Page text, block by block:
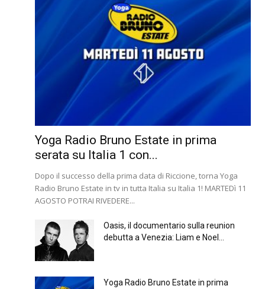
Yoga Radio Bruno Estate in prima
serata su Italia 1 con...
Dopo il successo della prima data di Riccione, torna Yoga
Radio Bruno Estate in tv in tutta Italia su Italia 1! MARTEDì 11
AGOSTO POTRAI RIVEDERE...
Oasis, il documentario sulla reunion
debutta a Venezia: Liam e Noel...
Yoga Radio Bruno Estate in prima